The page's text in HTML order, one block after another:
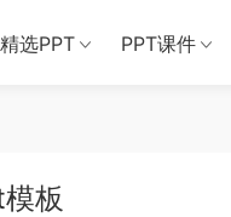
精选PPT PPT课件
板